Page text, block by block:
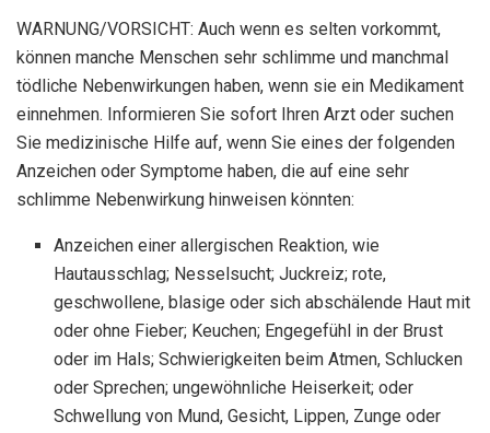
WARNUNG/VORSICHT: Auch wenn es selten vorkommt,
können manche Menschen sehr schlimme und manchmal
tödliche Nebenwirkungen haben, wenn sie ein Medikament
einnehmen. Informieren Sie sofort Ihren Arzt oder suchen
Sie medizinische Hilfe auf, wenn Sie eines der folgenden
Anzeichen oder Symptome haben, die auf eine sehr
schlimme Nebenwirkung hinweisen könnten:
Anzeichen einer allergischen Reaktion, wie
Hautausschlag; Nesselsucht; Juckreiz; rote,
geschwollene, blasige oder sich abschälende Haut mit
oder ohne Fieber; Keuchen; Engegefühl in der Brust
oder im Hals; Schwierigkeiten beim Atmen, Schlucken
oder Sprechen; ungewöhnliche Heiserkeit; oder
Schwellung von Mund, Gesicht, Lippen, Zunge oder